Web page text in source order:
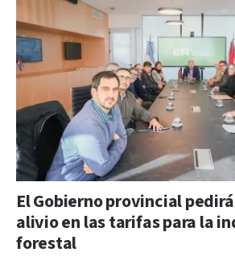
El Gobierno provincial
alivio en las tarifas para la
forestal